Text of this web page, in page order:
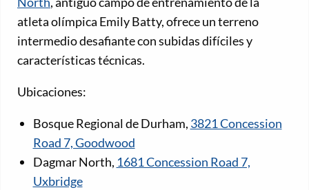
atleta olímpica Emily Batty, ofrece un terreno
intermedio desafiante con subidas difíciles y
características técnicas.
Ubicaciones:
Bosque Regional de Durham, 3821 Concession
Road 7, Goodwood
Dagmar North, 1681 Concession Road 7,
Uxbridge